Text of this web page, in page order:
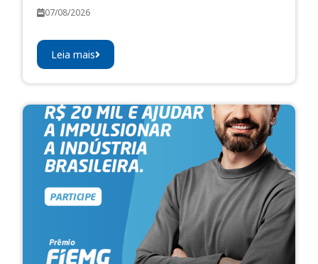
07/08/2026
Leia mais